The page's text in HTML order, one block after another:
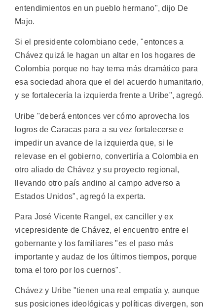
entendimientos en un pueblo hermano", dijo De
Majo.
Si el presidente colombiano cede, "entonces a
Chávez quizá le hagan un altar en los hogares de
Colombia porque no hay tema más dramático para
esa sociedad ahora que el del acuerdo humanitario,
y se fortalecería la izquierda frente a Uribe", agregó.
Uribe "deberá entonces ver cómo aprovecha los
logros de Caracas para a su vez fortalecerse e
impedir un avance de la izquierda que, si le
relevase en el gobierno, convertiría a Colombia en
otro aliado de Chávez y su proyecto regional,
llevando otro país andino al campo adverso a
Estados Unidos", agregó la experta.
Para José Vicente Rangel, ex canciller y ex
vicepresidente de Chávez, el encuentro entre el
gobernante y los familiares "es el paso más
importante y audaz de los últimos tiempos, porque
toma el toro por los cuernos".
Chávez y Uribe "tienen una real empatía y, aunque
sus posiciones ideológicas y políticas divergen, son